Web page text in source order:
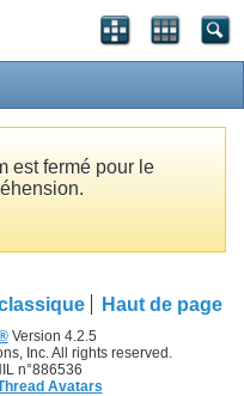
est fermé pour le
Haut de page
Version 4.2.5
Inc. All rights reserved.
n°886536
Avatars